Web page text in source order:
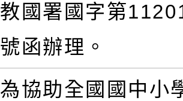
教國署國字第
號函辦理。
為協助全國國中小